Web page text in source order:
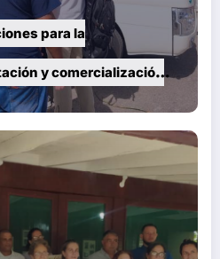
para la
y comercialización